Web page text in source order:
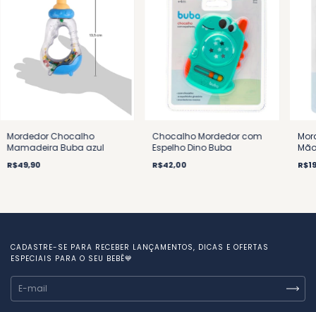
Mordedor Chocalho
Mamadeira Buba azul
R$49,90
Chocalho Mordedor com
Espelho Dino Buba
R$42,00
CADASTRE-SE PARA RECEBER LANÇAMENTOS, DICAS E OFERTAS
ESPECIAIS PARA O SEU BEBÊ💙